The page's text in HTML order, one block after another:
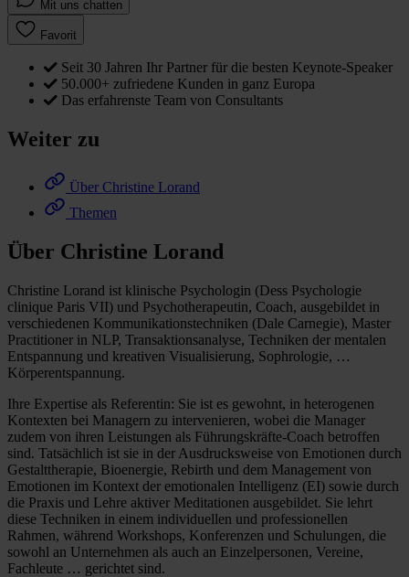
Mit uns chatten
Favorit
Seit 30 Jahren Ihr Partner für die besten Keynote-Speaker
50.000+ zufriedene Kunden in ganz Europa
Das erfahrenste Team von Consultants
Weiter zu
Über Christine Lorand
Themen
Über Christine Lorand
Christine Lorand ist klinische Psychologin (Dess Psychologie
clinique Paris VII) und Psychotherapeutin, Coach, ausgebildet in
verschiedenen Kommunikationstechniken (Dale Carnegie), Master
Practitioner in NLP, Transaktionsanalyse, Techniken der mentalen
Entspannung und kreativen Visualisierung, Sophrologie, …
Körperentspannung.
Ihre Expertise als Referentin: Sie ist es gewohnt, in heterogenen
Kontexten bei Managern zu intervenieren, wobei die Manager
zudem von ihren Leistungen als Führungskräfte-Coach betroffen
sind. Tatsächlich ist sie in der Ausdrucksweise von Emotionen durch
Gestalttherapie, Bioenergie, Rebirth und dem Management von
Emotionen im Kontext der emotionalen Intelligenz (EI) sowie durch
die Praxis und Lehre aktiver Meditationen ausgebildet. Sie lehrt
diese Techniken in einem individuellen und professionellen
Rahmen, während Workshops, Konferenzen und Schulungen, die
sowohl an Unternehmen als auch an Einzelpersonen, Vereine,
Fachleute … gerichtet sind.